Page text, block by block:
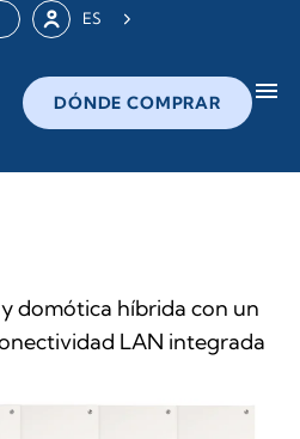
ES
DÓNDE COMPRAR menu
domótica híbrida con un
LAN integrada